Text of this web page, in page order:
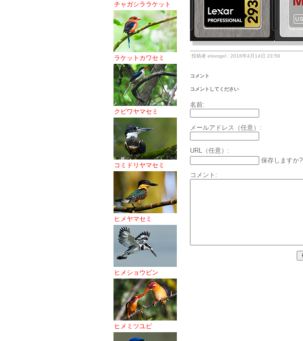
チャガシララケット
ラケットカワセミ
クビワヤマセミ
コミドリヤマセミ
ヒメヤマセミ
ヒメショウビン
ヒメミツユビ
投稿者 eisvogel : 2016年4月14日 23:59
コメント
コメントしてください
名前:
メールアドレス（任意）:
URL（任意）:
保存しますか?
コメント: